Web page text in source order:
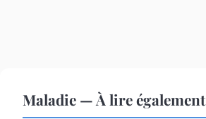
Maladie — À lire également